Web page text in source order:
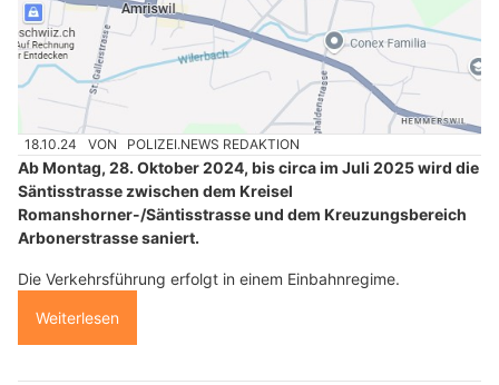
18.10.24 VON POLIZEI.NEWS REDAKTION
Ab Montag, 28. Oktober 2024, bis circa im Juli 2025 wird die
Säntisstrasse zwischen dem Kreisel
Romanshorner-/Säntisstrasse und dem Kreuzungsbereich
Arbonerstrasse saniert.
Die Verkehrsführung erfolgt in einem Einbahnregime.
Weiterlesen